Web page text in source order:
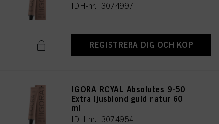
IDH-nr. 3074997
REGISTRERA DIG OCH KÖP
IGORA ROYAL Absolutes 9-50
Extra ljusblond guld natur 60
ml
IDH-nr. 3074954